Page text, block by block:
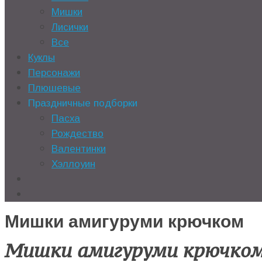
Мишки
Лисички
Все
Куклы
Персонажи
Плюшевые
Праздничные подборки
Пасха
Рождество
Валентинки
Хэллоуин
Мишки амигуруми крючком
Мишки амигуруми